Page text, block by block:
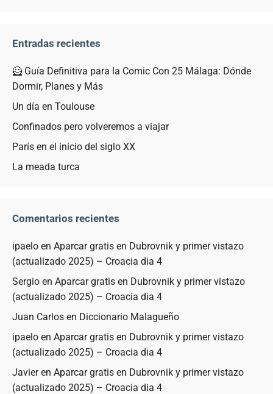
Entradas recientes
🦸 Guía Definitiva para la Comic Con 25 Málaga: Dónde
Dormir, Planes y Más
Un día en Toulouse
Confinados pero volveremos a viajar
París en el inicio del siglo XX
La meada turca
Comentarios recientes
ipaelo en Aparcar gratis en Dubrovnik y primer vistazo
(actualizado 2025) – Croacia dia 4
Sergio en Aparcar gratis en Dubrovnik y primer vistazo
(actualizado 2025) – Croacia dia 4
Juan Carlos en Diccionario Malagueño
ipaelo en Aparcar gratis en Dubrovnik y primer vistazo
(actualizado 2025) – Croacia dia 4
Javieren Aparcar gratis en Dubrovnik y primer vistazo
(actualizado 2025) – Croacia dia 4